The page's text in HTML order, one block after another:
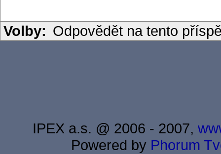
Volby: Odpovědět na tento
IPEX a.s. @ 2006 - 2007,
Powered by Phorum